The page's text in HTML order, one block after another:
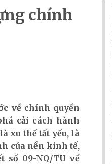
chính
về chính quyền
cải cách hành
xu thế tất yếu, là
của nền kinh tế,
số 09-NQ/TU về